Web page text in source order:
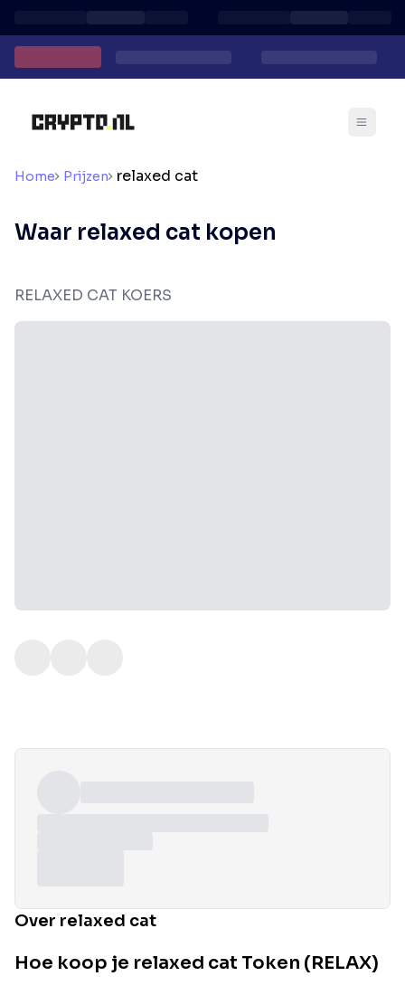
Home Prijzen relaxed cat
Waar relaxed cat kopen
RELAXED CAT KOERS
Over relaxed cat
Hoe koop je relaxed cat Token (RELAX)